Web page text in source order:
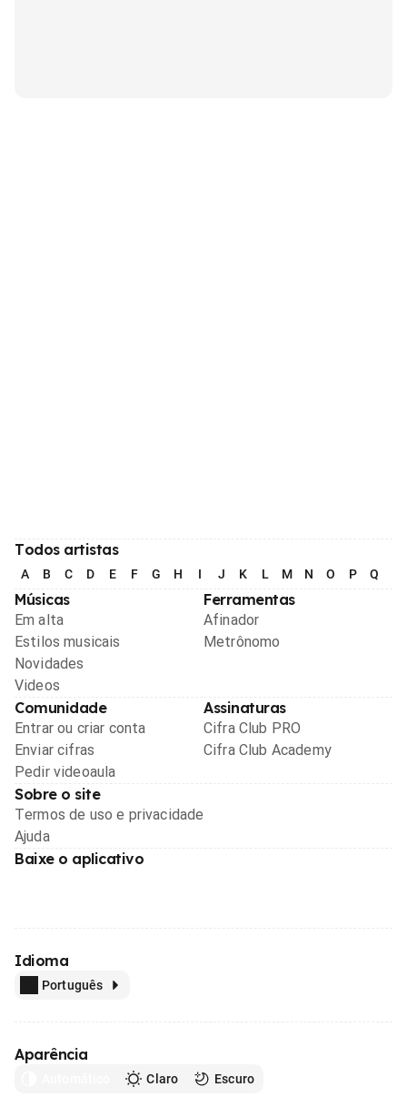
Todos artistas
A B C D E F G H I J K L M N O P Q
Músicas
Em alta
Estilos musicais
Novidades
Videos
Ferramentas
Afinador
Metrônomo
Comunidade
Entrar ou criar conta
Enviar cifras
Pedir videoaula
Assinaturas
Cifra Club PRO
Cifra Club Academy
Sobre o site
Termos de uso e privacidade
Ajuda
Baixe o aplicativo
Idioma
Português
Aparência
Claro Escuro